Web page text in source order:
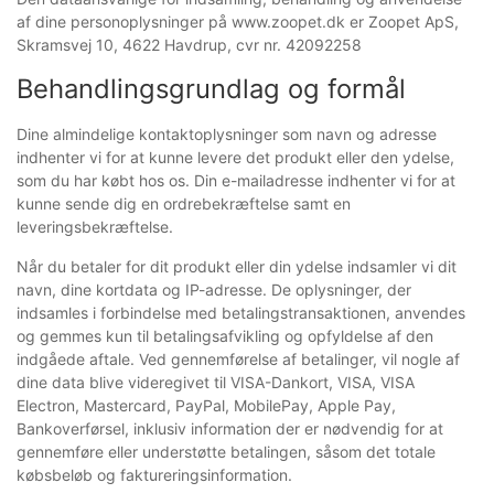
af dine personoplysninger på www.zoopet.dk er Zoopet ApS,
Skramsvej 10, 4622 Havdrup, cvr nr. 42092258
Behandlingsgrundlag og formål
Dine almindelige kontaktoplysninger som navn og adresse
indhenter vi for at kunne levere det produkt eller den ydelse,
som du har købt hos os. Din e-mailadresse indhenter vi for at
kunne sende dig en ordrebekræftelse samt en
leveringsbekræftelse.
Når du betaler for dit produkt eller din ydelse indsamler vi dit
navn, dine kortdata og IP-adresse. De oplysninger, der
indsamles i forbindelse med betalingstransaktionen, anvendes
og gemmes kun til betalingsafvikling og opfyldelse af den
indgåede aftale. Ved gennemførelse af betalinger, vil nogle af
dine data blive videregivet til VISA-Dankort, VISA, VISA
Electron, Mastercard, PayPal, MobilePay, Apple Pay,
Bankoverførsel, inklusiv information der er nødvendig for at
gennemføre eller understøtte betalingen, såsom det totale
købsbeløb og faktureringsinformation.